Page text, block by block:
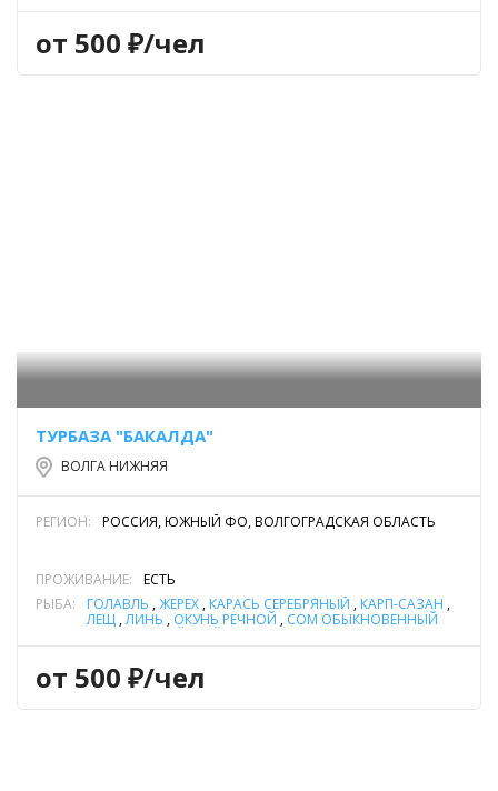
от 500 ₽/чел
ТУРБАЗА "БАКАЛДА"
ВОЛГА НИЖНЯЯ
РЕГИОН: РОССИЯ, ЮЖНЫЙ ФО, ВОЛГОГРАДСКАЯ ОБЛАСТЬ
ПРОЖИВАНИЕ:
ЕСТЬ
РЫБА:
ГОЛАВЛЬ ,ЖЕРЕХ , КАРАСЬ СЕРЕБРЯНЫЙ , КАРП-САЗАН ,
ЛЕЩ ,ЛИНЬ , ОКУНЬ РЕЧНОЙ , СОМ ОБЫКНОВЕННЫЙ
от 500 ₽/чел